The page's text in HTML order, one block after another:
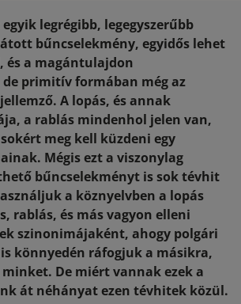
legrégibb, legegyszerűbb
bűncselekmény, egyidős lehet
és a magántulajdon
de primitív formában még az
A lopás, és annak
a rablás mindenhol jelen van,
meg kell küzdeni egy
Mégis ezt a viszonylag
bűncselekményt is sok tévhit
a köznyelvben a lopás
rablás, és más vagyon elleni
szinonimájaként, ahogy polgári
könnyedén ráfogjuk a másikra,
De miért vannak ezek a
át néhányat ezen tévhitek közül.